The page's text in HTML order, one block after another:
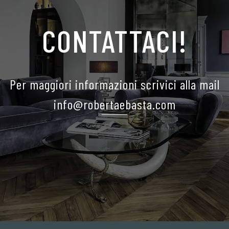
CONTATTACI!
Per maggiori informazioni scrivici alla mail
info@robertaebasta.com